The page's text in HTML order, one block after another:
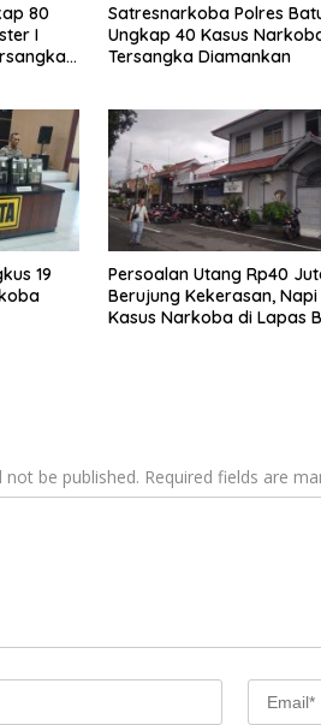
80
I
Satresnarkoba Polres
Ungkap 40 Kasus
Tersangka Diamankan
19
Persoalan Utang Rp40
Berujung Kekerasan, Napi
Kasus Narkoba di Lapas
not be published. Required fields are